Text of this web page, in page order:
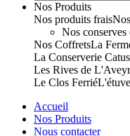
Nos Produits
Nos produits frais
Nos conserves
Nos CoffretsLa
La Conserverie
Les Rives de
Le Clos Ferrié
Accueil
Nos Produits
Nous contacter